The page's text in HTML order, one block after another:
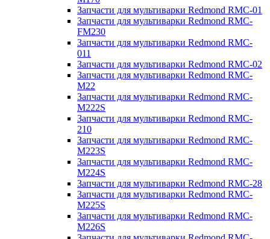
Запчасти для мультиварки Redmond RMC-01
Запчасти для мультиварки Redmond RMC-
FM230
Запчасти для мультиварки Redmond RMC-
011
Запчасти для мультиварки Redmond RMC-02
Запчасти для мультиварки Redmond RMC-
M22
Запчасти для мультиварки Redmond RMC-
M222S
Запчасти для мультиварки Redmond RMC-
210
Запчасти для мультиварки Redmond RMC-
M223S
Запчасти для мультиварки Redmond RMC-
M224S
Запчасти для мультиварки Redmond RMC-28
Запчасти для мультиварки Redmond RMC-
M225S
Запчасти для мультиварки Redmond RMC-
M226S